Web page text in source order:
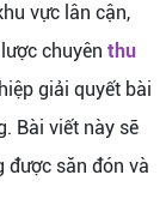
vực lân cận,
chuyên thu
giải quyết bài
Bài viết này sẽ
được săn đón và